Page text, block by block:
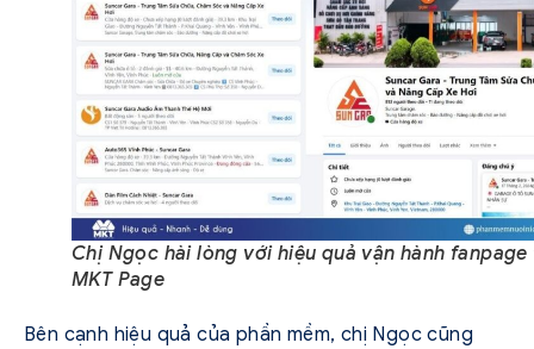
Chị Ngọc hài lòng với hiệu quả vận hành fanpage
MKT Page
Bên cạnh hiệu quả của phần mềm, chị Ngọc cũng